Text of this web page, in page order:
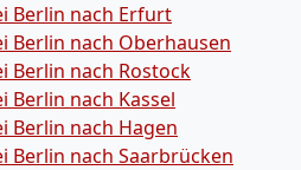
Berlin nach Erfurt
Berlin nach Oberhausen
Berlin nach Rostock
Berlin nach Kassel
Berlin nach Hagen
Berlin nach Saarbrücken